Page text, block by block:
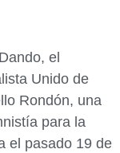
el
Unido de
Rondón, una
para la
el pasado 19 de